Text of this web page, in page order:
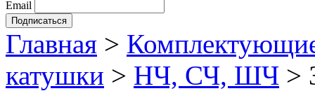
Email
Главная >
катушки > НЧ, СЧ, ШЧ >